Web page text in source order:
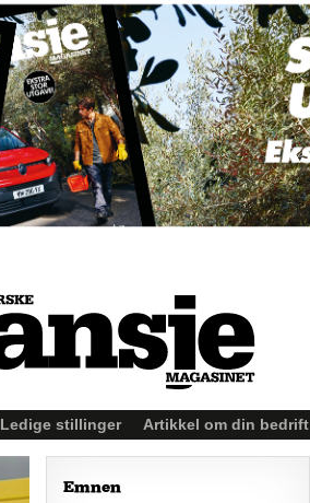
Ledige stillinger Artikkel om din bedrift
Emnen